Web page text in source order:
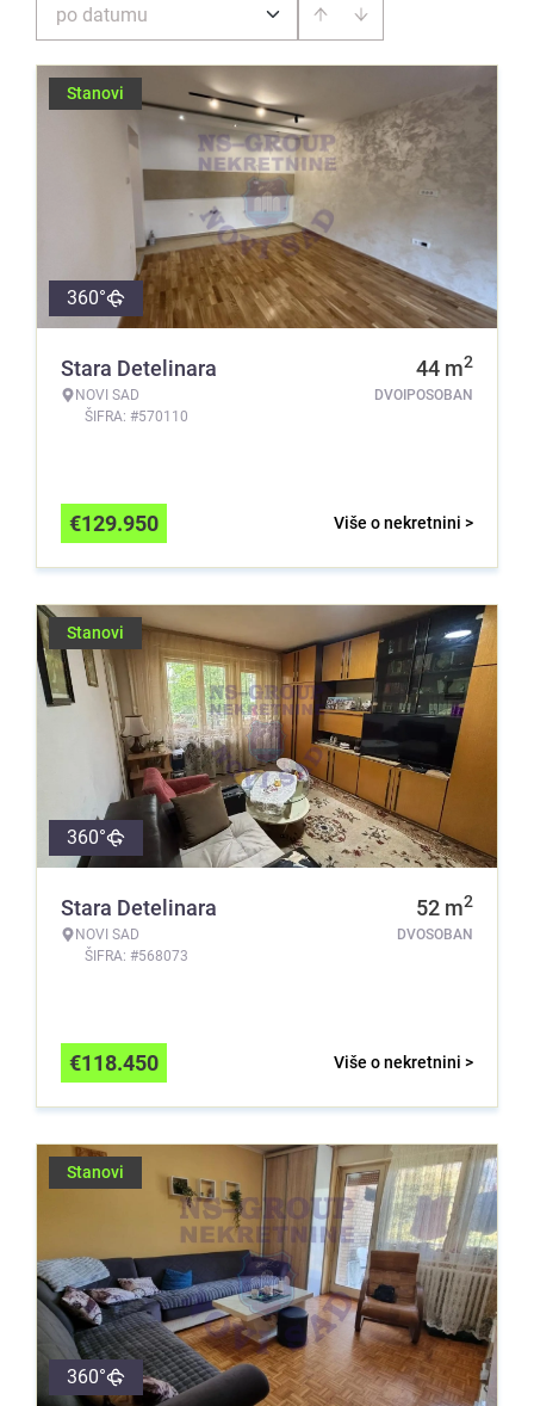
po datumu
Stanovi
360°
Stara Detelinara
NOVI SAD
ŠIFRA: #570110
44 m2
DVOIPOSOBAN
Više o nekretnini >
€129.950
Stanovi
360°
Stara Detelinara
NOVI SAD
ŠIFRA: #568073
52 m2
DVOSOBAN
Više o nekretnini >
€118.450
Stanovi
360°